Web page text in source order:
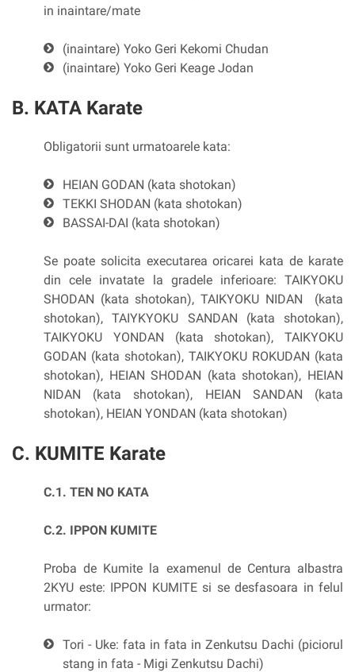
in inaintare/mate
(inaintare) Yoko Geri Kekomi Chudan
(inaintare) Yoko Geri Keage Jodan
B. KATA Karate
Obligatorii sunt urmatoarele kata:
HEIAN GODAN (kata shotokan)
TEKKI SHODAN (kata shotokan)
BASSAI-DAI (kata shotokan)
Se poate solicita executarea oricarei kata de karate
din cele invatate la gradele inferioare: TAIKYOKU
SHODAN (kata shotokan), TAIKYOKU NIDAN (kata
shotokan), TAIYKYOKU SANDAN (kata shotokan),
TAIKYOKU YONDAN (kata shotokan), TAIKYOKU
GODAN (kata shotokan), TAIKYOKU ROKUDAN (kata
shotokan), HEIAN SHODAN (kata shotokan), HEIAN
NIDAN (kata shotokan), HEIAN SANDAN (kata
shotokan), HEIAN YONDAN (kata shotokan)
C. KUMITE Karate
C.1. TEN NO KATA
C.2. IPPON KUMITE
Proba de Kumite la examenul de Centura albastra
2KYU este: IPPON KUMITE si se desfasoara in felul
urmator:
Tori - Uke: fata in fata in Zenkutsu Dachi (piciorul
stang in fata - Migi Zenkutsu Dachi)